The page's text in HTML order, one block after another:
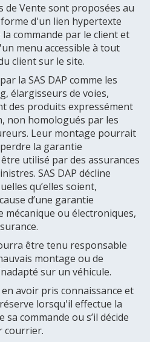
de Vente sont proposées au
d'un lien hypertexte
commande par le client et
menu accessible à tout
client sur le site.
la SAS DAP comme les
élargisseurs de voies,
des produits expressément
non homologués par les
Leur montage pourrait
la garantie
utilisé par des assurances
SAS DAP décline
qu’elles soient,
d’une garantie
mécanique ou électroniques,
être tenu responsable
montage ou de
sur un véhicule.
avoir pris connaissance et
lorsqu'il effectue la
commande ou s’il décide
courrier.